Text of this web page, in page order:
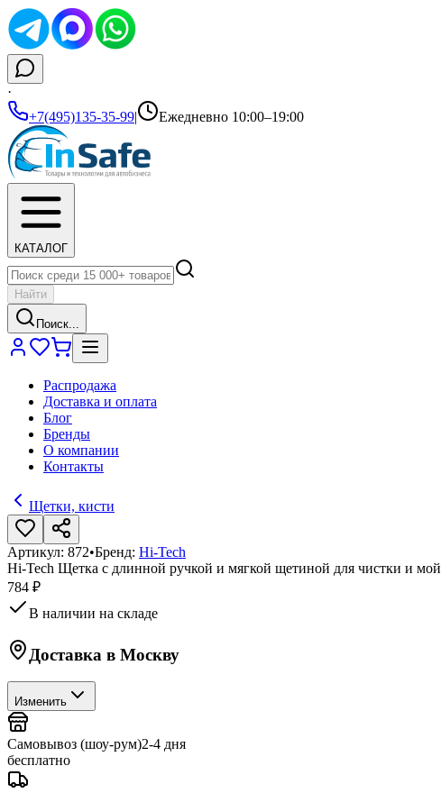
·
+7(495)135-35-99| Ежедневно 10:00–19:00
КАТАЛОГ
Найти
Поиск...
Распродажа
Доставка и оплата
Блог
Бренды
О компании
Контакты
Щетки, кисти
Артикул: 872•Бренд: Hi-Tech
Hi-Tech Щетка с длинной ручкой и мягкой щетиной для чистки и
784 ₽
В наличии на складе
Доставка в Москву
Изменить
Самовывоз (шоу-рум)2-4 дня
бесплатно